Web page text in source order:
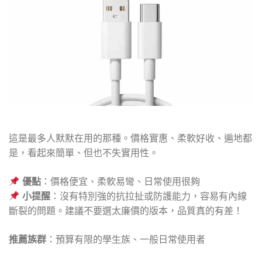
這是最多人默默在用的那種。價格實惠、柔軟好收、遍地都
是，看起來簡單、但也不失實用性。
優點 ：價格便宜、柔軟易彎、日常使用很夠
小提醒 ：沒有特別強的抗拉扯或防護能力，容易有內線
斷裂的問題。建議不要選太廉價的版本，品質真的有差！
推薦族群 ：預算有限的學生族、一般日常使用者